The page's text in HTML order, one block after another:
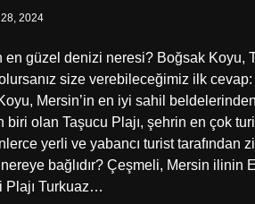
2024
en güzel denizi neresi? Boğsak Koyu,
size verebileceğimiz ilk cevap:
Mersin’in en iyi sahil
biri olan Taşucu Plajı, şehrin en çok
yerli ve yabancı turist
bağlıdır? Çeşmeli, Mersin ilinin
Plajı Turkuaz…